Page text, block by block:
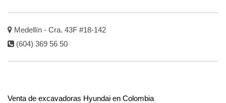
Medellín - Cra. 43F #18-142
(604) 369 56 50
Venta de excavadoras Hyundai en Colombia